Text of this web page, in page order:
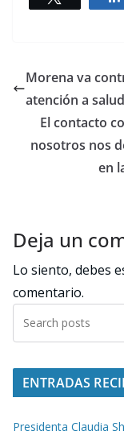
Morena va
atención a
El contacto
nosotros nos
en
Deja un
Lo siento, debes
comentario.
ENTRADAS
Presidenta Claudia